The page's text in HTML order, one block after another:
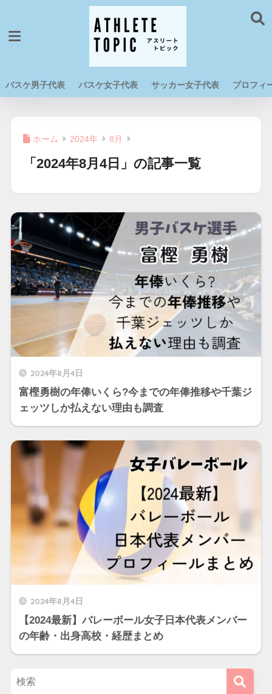
バスケ男子代表 バスケ女子代表 サッカー女子代表 プロフィ
ホーム 2024年 8月
「2024年8月4日」の記事一覧
2024年8月4日
富樫勇樹の年俸いくら?今までの年俸推移や千葉ジ
ェッツしか払えない理由も調査
2024年8月4日
【2024最新】バレーボール女子日本代表メンバー
の年齢・出身高校・経歴まとめ